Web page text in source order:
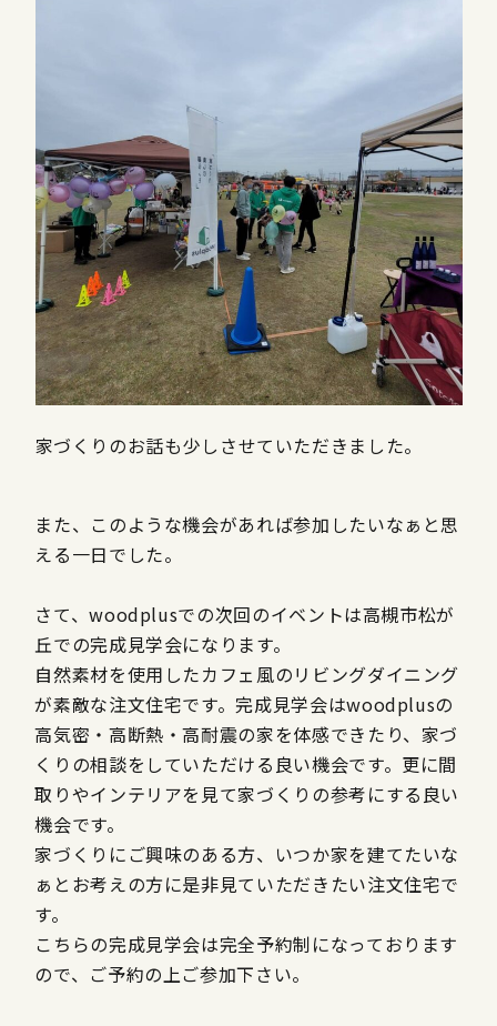
家づくりのお話も少しさせていただきました。
また、このような機会があれば参加したいなぁと思
える一日でした。
さて、woodplusでの次回のイベントは高槻市松が
丘での完成見学会になります。
自然素材を使用したカフェ風のリビングダイニング
が素敵な注文住宅です。完成見学会はwoodplusの
高気密・高断熱・高耐震の家を体感できたり、家づ
くりの相談をしていただける良い機会です。更に間
取りやインテリアを見て家づくりの参考にする良い
機会です。
家づくりにご興味のある方、いつか家を建てたいな
ぁとお考えの方に是非見ていただきたい注文住宅で
す。
こちらの完成見学会は完全予約制になっております
ので、ご予約の上ご参加下さい。